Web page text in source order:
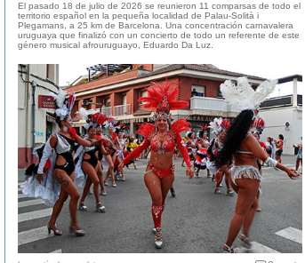
El pasado 18 de julio de 2026 se reunieron 11 comparsas de todo el
territorio español en la pequeña localidad de Palau-Solità i
Plegamans, a 25 km de Barcelona. Una concentración carnavalera
uruguaya que finalizó con un concierto de todo un referente de este
género musical afrouruguayo, Eduardo Da Luz.